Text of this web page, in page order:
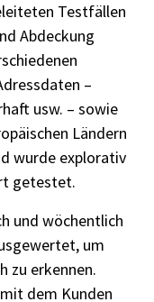
Testfällen
Abdeckung
–
usw. – sowie
Ländern
wurde explorativ
getestet.
und wöchentlich
um
zu erkennen.
dem Kunden